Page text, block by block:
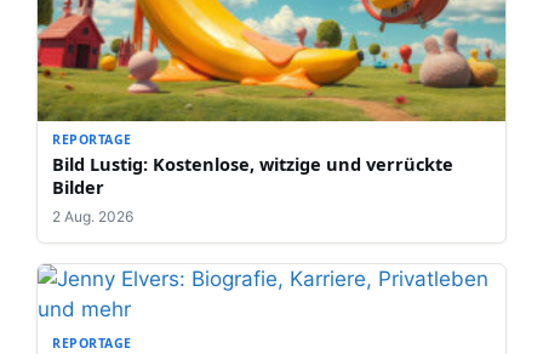
REPORTAGE
Bild Lustig: Kostenlose, witzige und verrückte
Bilder
2 Aug. 2026
REPORTAGE